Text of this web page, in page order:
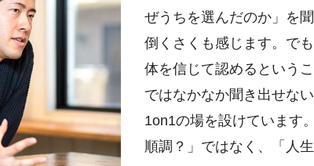
ぜうちを選んだのか」を
倒くさくも感じます。で
体を信じて認めるという
ではなかなか聞き出せな
1on1の場を設けています
順調？」ではなく、「人